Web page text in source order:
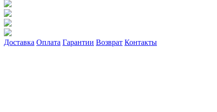
Доставка Оплата Гарантии Возврат Контакты